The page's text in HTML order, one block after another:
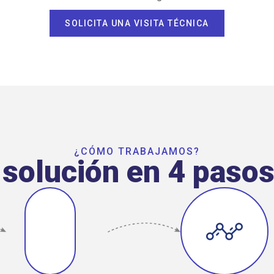
SOLICITA UNA VISITA TÉCNICA
¿CÓMO TRABAJAMOS?
en 4